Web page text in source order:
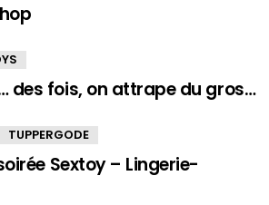
des fois, on attrape du gros…
TUPPERGODE
Sextoy – Lingerie-